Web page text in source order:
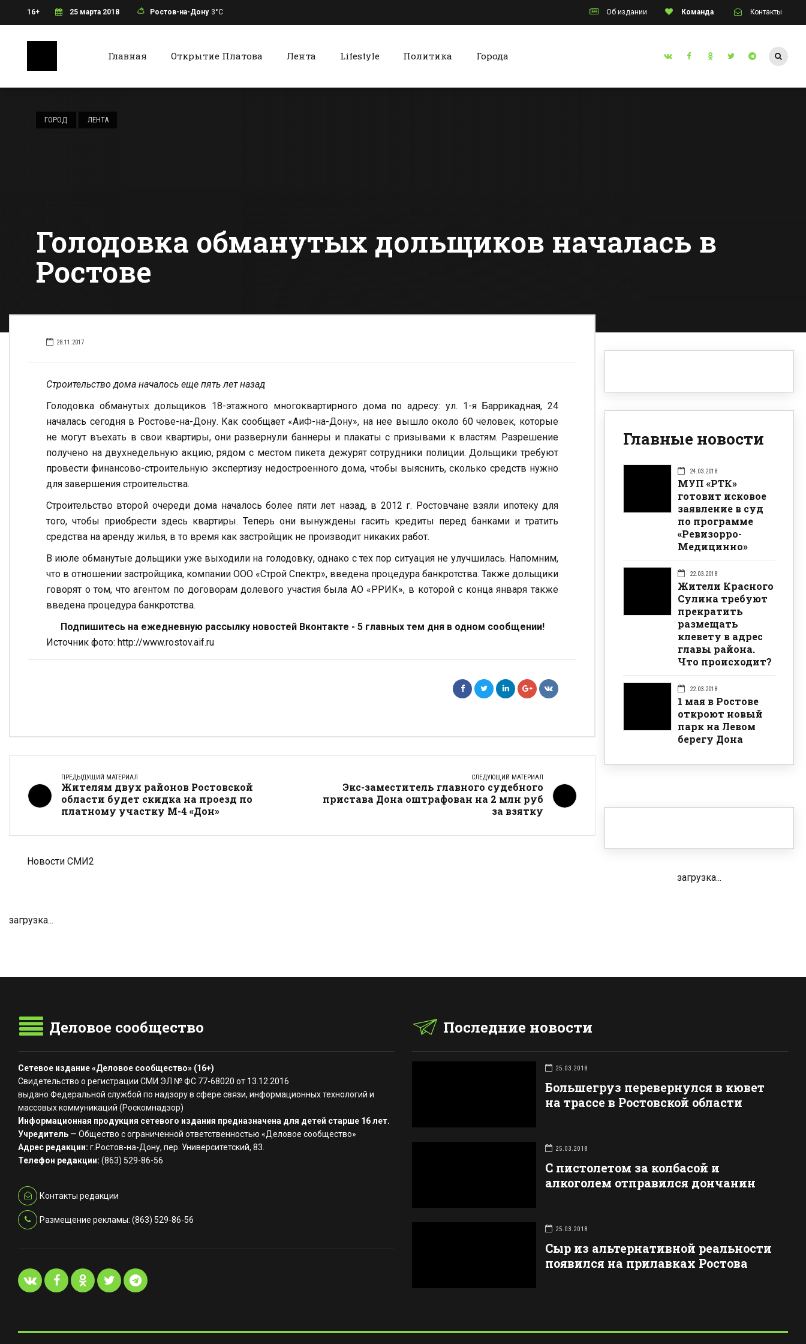
16+ 25 марта 2018 Ростов-на-Дону 3°C Об издании Команда Контакты
Главная Открытие Платова Лента Lifestyle Политика Города
ГОРОД ЛЕНТА
Голодовка обманутых дольщиков началась в
Ростове
28.11.2017
Строительство дома началось еще пять лет назад
Голодовка обманутых дольщиков 18-этажного многоквартирного дома по адресу: ул. 1-я Баррикадная, 24
началась сегодня в Ростове-на-Дону. Как сообщает «АиФ-на-Дону», на нее вышло около 60 человек, которые
не могут въехать в свои квартиры, они развернули баннеры и плакаты с призывами к властям. Разрешение
получено на двухнедельную акцию, рядом с местом пикета дежурят сотрудники полиции. Дольщики требуют
провести финансово-строительную экспертизу недостроенного дома, чтобы выяснить, сколько средств нужно
для завершения строительства.
Строительство второй очереди дома началось более пяти лет назад, в 2012 г. Ростовчане взяли ипотеку для
того, чтобы приобрести здесь квартиры. Теперь они вынуждены гасить кредиты перед банками и тратить
средства на аренду жилья, в то время как застройщик не производит никаких работ.
В июле обманутые дольщики уже выходили на голодовку, однако с тех пор ситуация не улучшилась. Напомним,
что в отношении застройщика, компании ООО «Строй Спектр», введена процедура банкротства. Также дольщики
говорят о том, что агентом по договорам долевого участия была АО «РРИК», в которой с конца января также
введена процедура банкротства.
Подпишитесь на ежедневную рассылку новостей Вконтакте - 5 главных тем дня в одном сообщении!
Источник фото: http://www.rostov.aif.ru
ПРЕДЫДУЩИЙ МАТЕРИАЛ
Жителям двух районов Ростовской
области будет скидка на проезд по
платному участку М-4 «Дон»
СЛЕДУЮЩИЙ МАТЕРИАЛ
Экс-заместитель главного судебного
пристава Дона оштрафован на 2 млн руб
за взятку
Новости СМИ2
загрузка...
Главные новости
24.03.2018
МУП «РТК»
готовит исковое
заявление в суд
по программе
«Ревизорро-
Медицинно»
22.03.2018
Жители Красного
Сулина требуют
прекратить
размещать
клевету в адрес
главы района.
Что происходит?
22.03.2018
1 мая в Ростове
откроют новый
парк на Левом
берегу Дона
загрузка...
Деловое сообщество
Сетевое издание «Деловое сообщество» (16+)
Свидетельство о регистрации СМИ ЭЛ № ФС 77-68020 от 13.12.2016
выдано Федеральной службой по надзору в сфере связи, информационных технологий и
массовых коммуникаций (Роскомнадзор)
Информационная продукция сетевого издания предназначена для детей старше 16 лет.
Учредитель — Общество с ограниченной ответственностью «Деловое сообщество»
Адрес редакции: г.Ростов-на-Дону, пер. Университетский, 83.
Телефон редакции: (863) 529-86-56
Контакты редакции
Размещение рекламы: (863) 529-86-56
Последние новости
25.03.2018
Большегруз перевернулся в кювет
на трассе в Ростовской области
25.03.2018
С пистолетом за колбасой и
алкоголем отправился дончанин
25.03.2018
Сыр из альтернативной реальности
появился на прилавках Ростова